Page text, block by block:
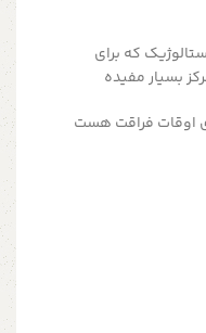
که برای
بسیار مفیده
اوقات فراقت هست